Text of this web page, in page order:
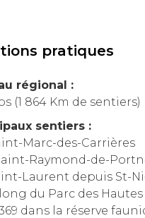
pratiques
régional :
(1 864 Km de sentiers)
sentiers :
Marc-des-Carrières
Raymond-de-
Laurent depuis St-
du Parc des
dans la réserve